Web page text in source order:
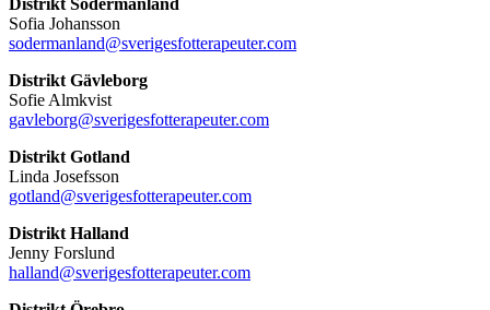
Sofia Johansson
sodermanland@sverigesfotterapeuter.com
Distrikt Gävleborg
Sofie Almkvist
gavleborg@sverigesfotterapeuter.com
Distrikt Gotland
Linda Josefsson
gotland@sverigesfotterapeuter.com
Distrikt Halland
Jenny Forslund
halland@sverigesfotterapeuter.com